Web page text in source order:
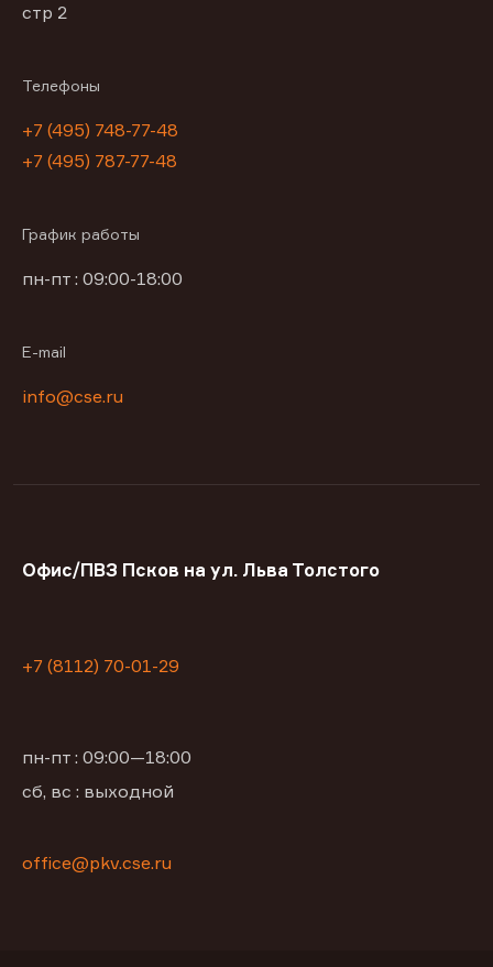
стр 2
Телефоны
+7 (495) 748-77-48
+7 (495) 787-77-48
График работы
пн-пт : 09:00-18:00
E-mail
info@cse.ru
Офис/ПВЗ Псков на ул. Льва Толстого
+7 (8112) 70-01-29
пн-пт : 09:00—18:00
сб, вс : выходной
office@pkv.cse.ru